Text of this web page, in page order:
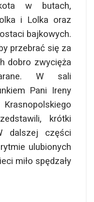
w butach,
i Lolka oraz
bajkowych.
przebrać się za
dobro zwycięża
W sali
Pani Ireny
Krasnopolskiego
krótki
dalszej części
ulubionych
miło spędzały